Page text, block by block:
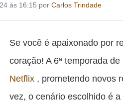
às 16:15 por Carlos Trindade
Se você é apaixonado por
coração! A 6ª temporada
Netflix , prometendo novos
vez, o cenário escolhido é